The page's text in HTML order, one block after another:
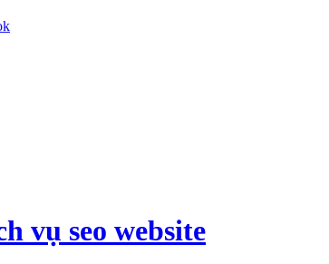
vụ seo website